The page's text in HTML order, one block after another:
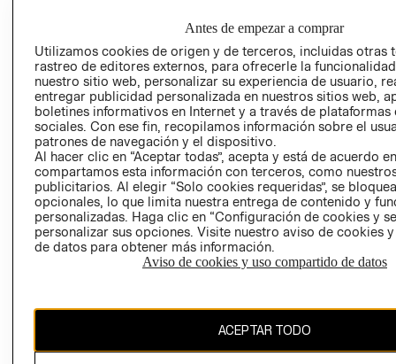
INVERSIONISTAS
POLÍTICA
EMPRESARIAL
TIENDA
TÉRMINOS Y
CONDICIONES
AVISO DE
PRIVACIDAD
GIFT CARD
AVISO DE
COOKIES
Antes de empezar a comprar
Utilizamos cookies de origen y de terceros, incluidas otras
rastreo de editores externos, para ofrecerle la
nuestro sitio web, personalizar su experiencia de usuario,
entregar publicidad personalizada en nuestros sitios web,
boletines informativos en Internet y a través de plataformas
sociales. Con ese fin, recopilamos información sobre el
patrones de navegación y el dispositivo.
Al hacer clic en “Aceptar todas”, acepta y está de acuerdo
compartamos esta información con terceros, como
publicitarios. Al elegir “Solo cookies requeridas”, se
opcionales, lo que limita nuestra entrega de contenido y
personalizadas. Haga clic en “Configuración de cookies y
personalizar sus opciones. Visite nuestro aviso de cookies
de datos para obtener más información.
Aviso de cookies y uso compartido de datos
ACEPTAR TODO